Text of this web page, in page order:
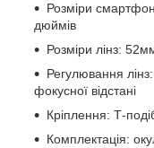
Розміри
дюймів
Розміри лінз:
Регулювання
фокусної відстані
Кріплення: Т-
Комплектація: